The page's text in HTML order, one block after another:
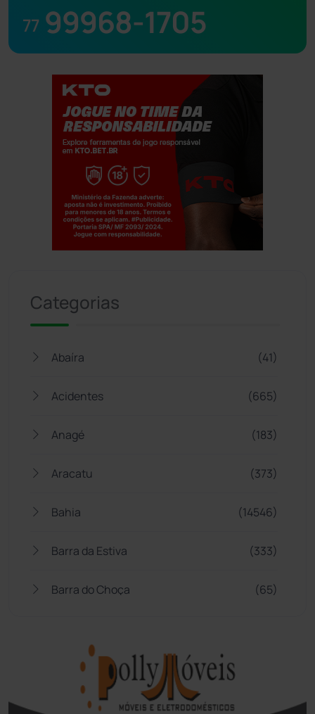
77 99968-1705
Categorias
Abaíra (41)
Acidentes (665)
Anagé (183)
Aracatu (373)
Bahia (14546)
Barra da Estiva (333)
Barra do Choça (65)
Bom Jesus da Lapa
Boquira